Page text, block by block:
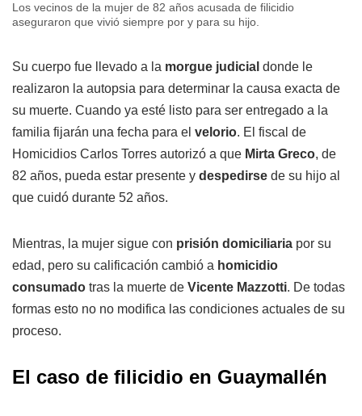
Los vecinos de la mujer de 82 años acusada de filicidio
aseguraron que vivió siempre por y para su hijo.
Su cuerpo fue llevado a la morgue judicial donde le
realizaron la autopsia para determinar la causa exacta de
su muerte. Cuando ya esté listo para ser entregado a la
familia fijarán una fecha para el velorio. El fiscal de
Homicidios Carlos Torres autorizó a que Mirta Greco, de
82 años, pueda estar presente y despedirse de su hijo al
que cuidó durante 52 años.
Mientras, la mujer sigue con prisión domiciliaria por su
edad, pero su calificación cambió a homicidio
consumado tras la muerte de Vicente Mazzotti. De todas
formas esto no no modifica las condiciones actuales de su
proceso.
El caso de filicidio en Guaymallén